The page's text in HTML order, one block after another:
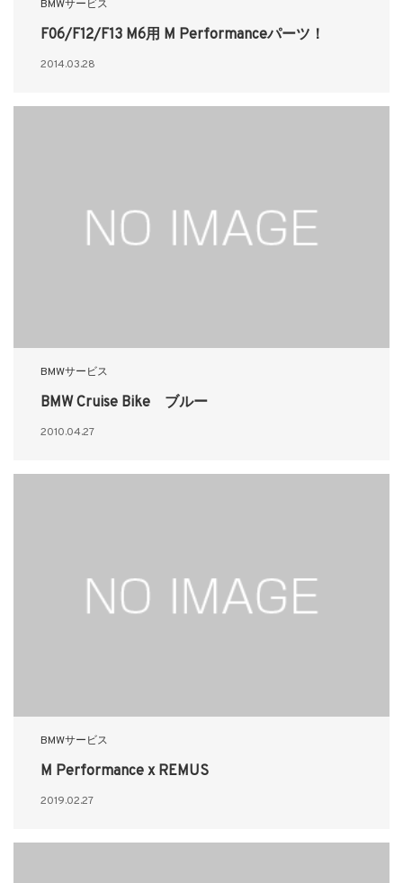
BMWサービス
F06/F12/F13 M6用 M Performanceパーツ！
2014.03.28
BMWサービス
BMW Cruise Bike ブルー
2010.04.27
BMWサービス
M Performance x REMUS
2019.02.27